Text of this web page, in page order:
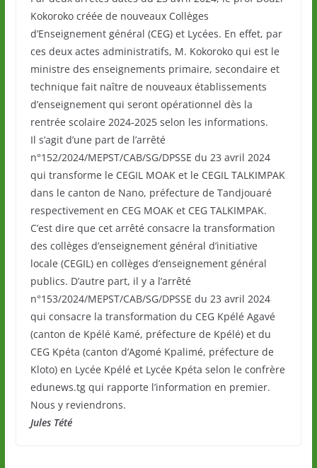
Kokoroko créée de nouveaux Collèges
d’Enseignement général (CEG) et Lycées. En effet, par
ces deux actes administratifs, M. Kokoroko qui est le
ministre des enseignements primaire, secondaire et
technique fait naître de nouveaux établissements
d’enseignement qui seront opérationnel dès la
rentrée scolaire 2024-2025 selon les informations.
Il s’agit d’une part de l’arrêté
n°152/2024/MEPST/CAB/SG/DPSSE du 23 avril 2024
qui transforme le CEGIL MOAK et le CEGIL TALKIMPAK
dans le canton de Nano, préfecture de Tandjouaré
respectivement en CEG MOAK et CEG TALKIMPAK.
C’est dire que cet arrêté consacre la transformation
des collèges d’enseignement général d’initiative
locale (CEGIL) en collèges d’enseignement général
publics. D’autre part, il y a l’arrêté
n°153/2024/MEPST/CAB/SG/DPSSE du 23 avril 2024
qui consacre la transformation du CEG Kpélé Agavé
(canton de Kpélé Kamé, préfecture de Kpélé) et du
CEG Kpéta (canton d’Agomé Kpalimé, préfecture de
Kloto) en Lycée Kpélé et Lycée Kpéta selon le confrère
edunews.tg qui rapporte l’information en premier.
Nous y reviendrons.
Jules Tété